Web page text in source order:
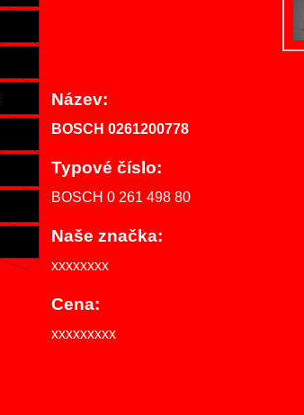
Název:
BOSCH 0261200778
Typové číslo:
BOSCH 0 261 498 80
Naše značka:
xxxxxxxx
Cena:
xxxxxxxxx